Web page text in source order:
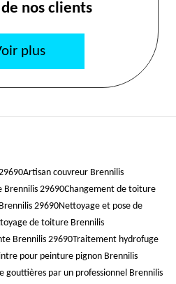
de nos clients
plus
Artisan couvreur Brennilis
Brennilis 29690Changement de toiture
29690Nettoyage et pose de
de toiture Brennilis
Brennilis 29690Traitement hydrofuge
pour peinture pignon Brennilis
gouttières par un professionnel Brennilis